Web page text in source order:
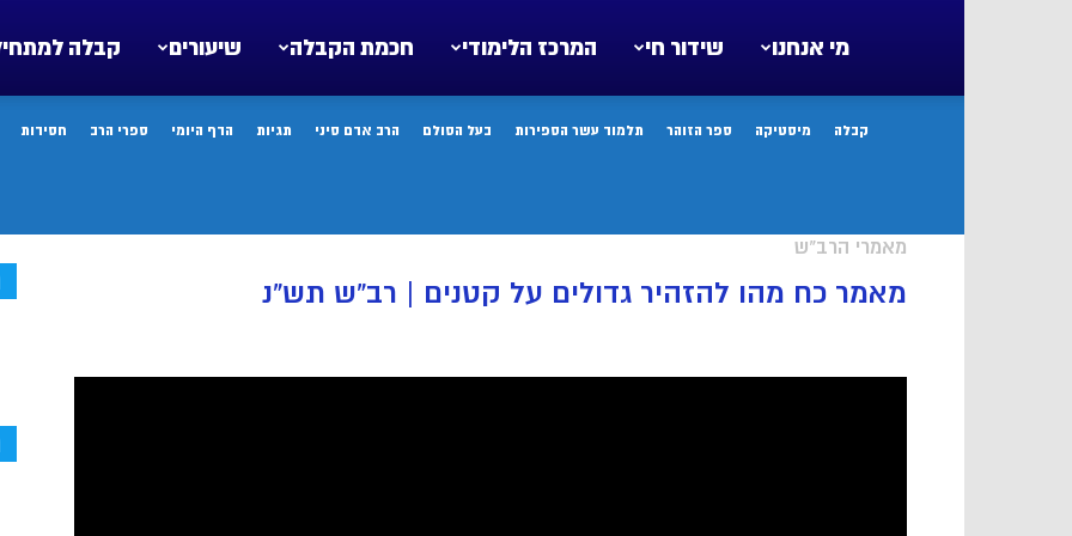
קבלה שיעורים חכמת הקבלה המרכז הלימודי שידור חי מי אנחנו
קבלה מיסטיקה ספר הזוהר תלמוד עשר הספירות בעל הסולם הרב אדם סיני תגיות הדף היומי ספרי הרב חסידות
מאמרי הרב"ש
מאמר כח מהו להזהיר גדולים על קטנים | רב”ש תש”נ